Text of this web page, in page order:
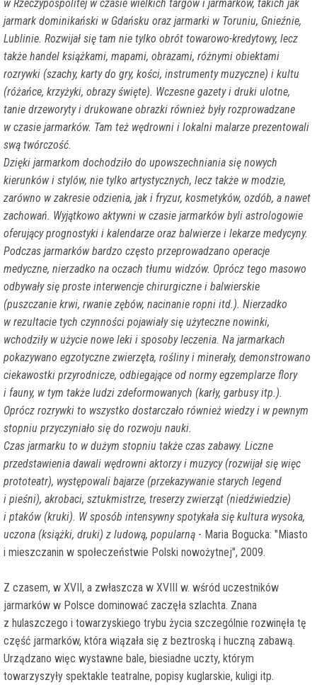
w Rzeczypospolitej w czasie wielkich targów i jarmarków, takich jak
jarmark dominikański w Gdańsku oraz jarmarki w Toruniu, Gnieźnie,
Lublinie. Rozwijał się tam nie tylko obrót towarowo-kredytowy, lecz
także handel książkami, mapami, obrazami, różnymi obiektami
rozrywki (szachy, karty do gry, kości, instrumenty muzyczne) i kultu
(różańce, krzyżyki, obrazy święte). Wczesne gazety i druki ulotne,
tanie drzeworyty i drukowane obrazki również były rozprowadzane
w czasie jarmarków. Tam też wędrowni i lokalni malarze prezentowali
swą twórczość.
Dzięki jarmarkom dochodziło do upowszechniania się nowych
kierunków i stylów, nie tylko artystycznych, lecz także w modzie,
zarówno w zakresie odzienia, jak i fryzur, kosmetyków, ozdób, a nawet
zachowań. Wyjątkowo aktywni w czasie jarmarków byli astrologowie
oferujący prognostyki i kalendarze oraz balwierze i lekarze medycyny.
Podczas jarmarków bardzo często przeprowadzano operacje
medyczne, nierzadko na oczach tłumu widzów. Oprócz tego masowo
odbywały się proste interwencje chirurgiczne i balwierskie
(puszczanie krwi, rwanie zębów, nacinanie ropni itd.). Nierzadko
w rezultacie tych czynności pojawiały się użyteczne nowinki,
wchodziły w użycie nowe leki i sposoby leczenia. Na jarmarkach
pokazywano egzotyczne zwierzęta, rośliny i minerały, demonstrowano
ciekawostki przyrodnicze, odbiegające od normy egzemplarze flory
i fauny, w tym także ludzi zdeformowanych (karły, garbusy itp.).
Oprócz rozrywki to wszystko dostarczało również wiedzy i w pewnym
stopniu przyczyniało się do rozwoju nauki.
Czas jarmarku to w dużym stopniu także czas zabawy. Liczne
przedstawienia dawali wędrowni aktorzy i muzycy (rozwijał się więc
prototeatr), występowali bajarze (przekazywanie starych legend
i pieśni), akrobaci, sztukmistrze, treserzy zwierząt (niedźwiedzie)
i ptaków (kruki). W sposób intensywny spotykała się kultura wysoka,
uczona (książki, druki) z ludową, popularną - Maria Bogucka: "Miasto
i mieszczanin w społeczeństwie Polski nowożytnej", 2009.
Z czasem, w XVII, a zwłaszcza w XVIII w. wśród uczestników
jarmarków w Polsce dominować zaczęła szlachta. Znana
z hulaszczego i towarzyskiego trybu życia szczególnie rozwinęła tę
część jarmarków, która wiązała się z beztroską i huczną zabawą.
Urządzano więc wystawne bale, biesiadne uczty, którym
towarzyszyły spektakle teatralne, popisy kuglarskie, kuligi itp.